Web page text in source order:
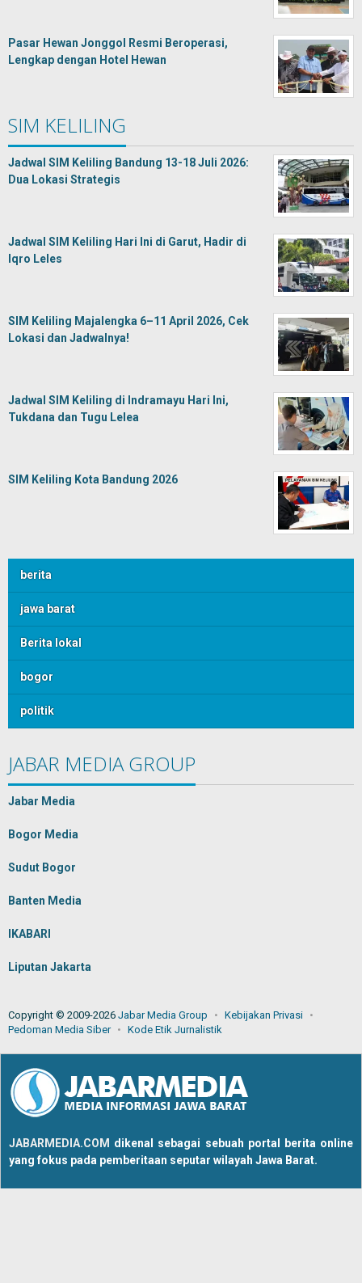
Pasar Hewan Jonggol Resmi Beroperasi,
Lengkap dengan Hotel Hewan
SIM KELILING
Jadwal SIM Keliling Bandung 13-18 Juli 2026:
Dua Lokasi Strategis
Jadwal SIM Keliling Hari Ini di Garut, Hadir di
Iqro Leles
SIM Keliling Majalengka 6–11 April 2026, Cek
Lokasi dan Jadwalnya!
Jadwal SIM Keliling di Indramayu Hari Ini,
Tukdana dan Tugu Lelea
SIM Keliling Kota Bandung 2026
berita
jawa barat
Berita lokal
bogor
politik
JABAR MEDIA GROUP
Jabar Media
Bogor Media
Sudut Bogor
Banten Media
IKABARI
Liputan Jakarta
Copyright © 2009-2026 Jabar Media Group
Kebijakan Privasi
Pedoman Media Siber
Kode Etik Jurnalistik
JABARMEDIA.COM dikenal sebagai sebuah portal berita online
yang fokus pada pemberitaan seputar wilayah Jawa Barat.